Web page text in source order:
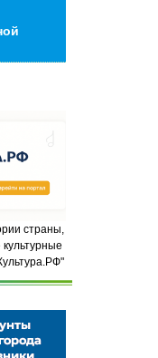
страны,
культурные